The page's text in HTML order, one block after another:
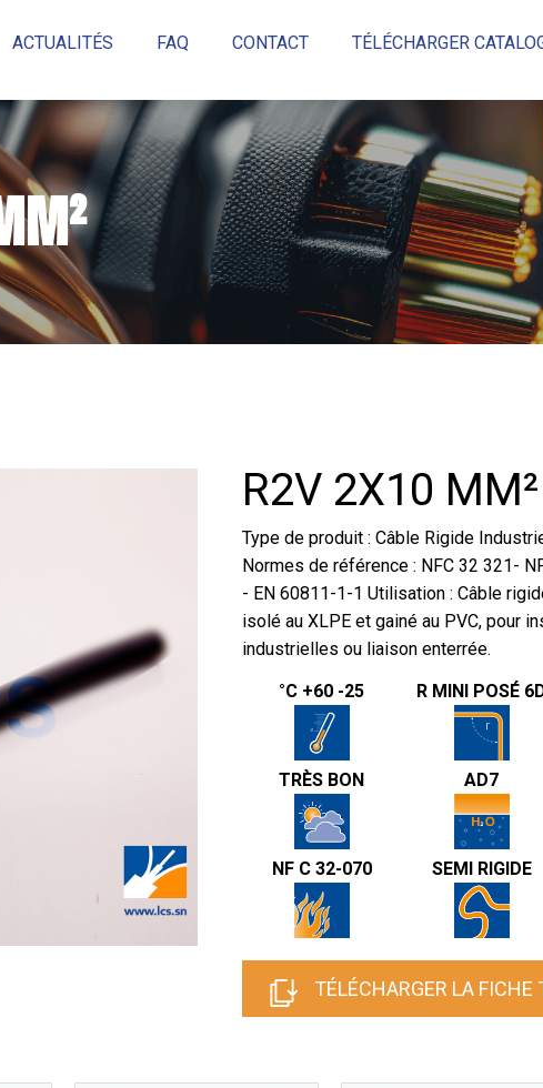
ACTUALITÉS FAQ CONTACT TÉLÉCHARGER
Réinitialiser×
R2V 2X10 MM²
Type de produit : Câble Rigide
Normes de référence : NFC 32 321-
- EN 60811-1-1 Utilisation : Câble
isolé au XLPE et gainé au PVC, pour
industrielles ou liaison enterrée.
°C +60 -25
R MINI POSÉ
TRÈS BON AD7
NF C 32-070 SEMI RIGIDE
TÉLÉCHARGER LA FICHE